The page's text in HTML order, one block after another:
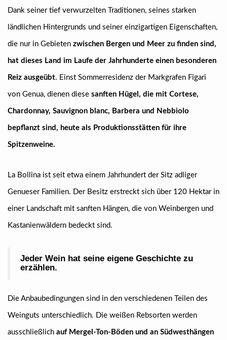
Dank seiner tief verwurzelten Traditionen, seines starken
ländlichen Hintergrunds und seiner einzigartigen Eigenschaften,
die nur in Gebieten zwischen Bergen und Meer zu finden sind,
hat dieses Land im Laufe der Jahrhunderte einen besonderen
Reiz ausgeübt. Einst Sommerresidenz der Markgrafen Figari
von Genua, dienen diese sanften Hügel, die mit Cortese,
Chardonnay, Sauvignon blanc, Barbera und Nebbiolo
bepflanzt sind, heute als Produktionsstätten für ihre
Spitzenweine.
La Bollina ist seit etwa einem Jahrhundert der Sitz adliger
Genueser Familien. Der Besitz erstreckt sich über 120 Hektar in
einer Landschaft mit sanften Hängen, die von Weinbergen und
Kastanienwäldern bedeckt sind.
Jeder Wein hat seine eigene Geschichte zu
erzählen.
Die Anbaubedingungen sind in den verschiedenen Teilen des
Weinguts unterschiedlich. Die weißen Rebsorten werden
ausschließlich auf Mergel-Ton-Böden und an Südwesthängen